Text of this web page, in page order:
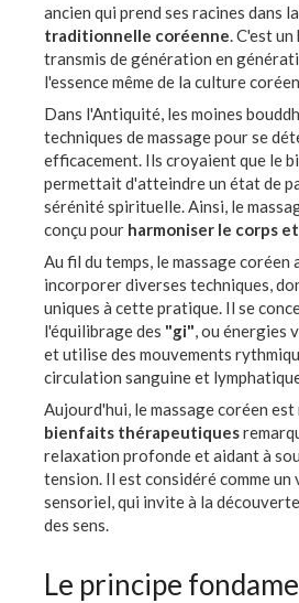
ancien qui prend ses racines dans la
traditionnelle coréenne . C'est
transmis de génération en
l'essence même de la culture
Dans l'Antiquité, les moines
techniques de massage pour se
efficacement. Ils croyaient que le
permettait d'atteindre un état de
sérénité spirituelle. Ainsi, le
conçu pour harmoniser le corps
Au fil du temps, le massage coréen
incorporer diverses techniques,
uniques à cette pratique. Il se
l'équilibrage des "gi" , ou énergies
et utilise des mouvements
circulation sanguine et
Aujourd'hui, le massage coréen
bienfaits thérapeutiques
relaxation profonde et aidant à
tension. Il est considéré comme
sensoriel, qui invite à la
des sens.
Le principe